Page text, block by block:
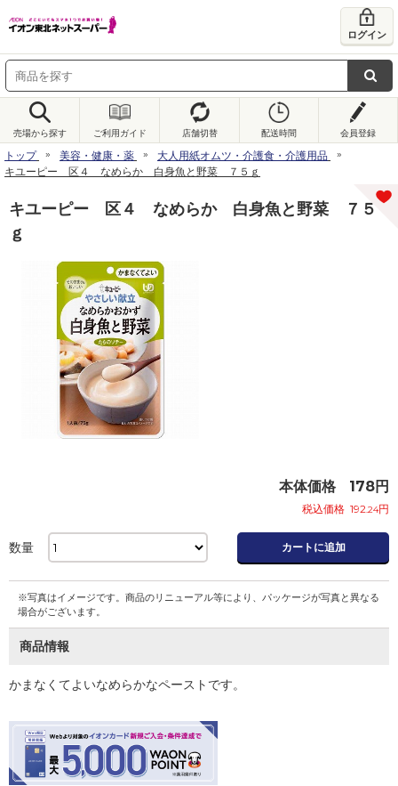
ログイン
売場から探す ご利用ガイド 店舗切替 配送時間 会員登録
トップ 美容・健康・薬
大人用紙オムツ・介護食・介護用品
キユーピー 区４ なめらか 白身魚と野菜 ７５ｇ
キユーピー 区４ なめらか 白身魚と野菜 ７５
ｇ
本体価格 178円
税込価格 192.24円
数量 カートに追加
※写真はイメージです。商品のリニューアル等により、パッケージが写真と異なる
場合がございます。
商品情報
かまなくてよいなめらかなペーストです。